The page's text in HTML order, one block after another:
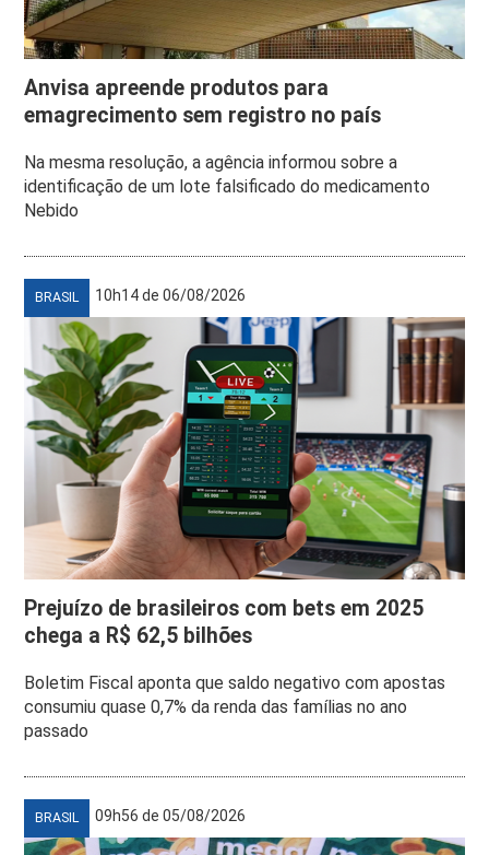
Anvisa apreende produtos para
emagrecimento sem registro no país
Na mesma resolução, a agência informou sobre a
identificação de um lote falsificado do medicamento
Nebido
BRASIL 10h14 de 06/08/2026
Prejuízo de brasileiros com bets em 2025
chega a R$ 62,5 bilhões
Boletim Fiscal aponta que saldo negativo com apostas
consumiu quase 0,7% da renda das famílias no ano
passado
BRASIL 09h56 de 05/08/2026